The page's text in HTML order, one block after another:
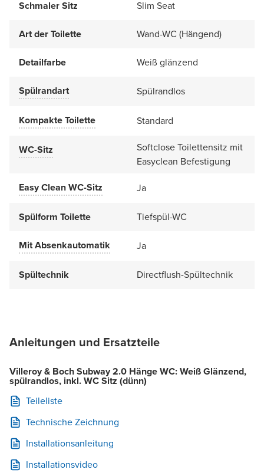
Schmaler Sitz Slim Seat
Art der Toilette Wand-WC (Hängend)
Detailfarbe Weiß glänzend
Spülrandart Spülrandlos
Kompakte Toilette Standard
WC-Sitz
Softclose Toilettensitz mit
Easyclean Befestigung
Easy Clean WC-Sitz
Ja
Spülform Toilette Tiefspül-WC
Mit Absenkautomatik Ja
Spültechnik Directflush-Spültechnik
Anleitungen und Ersatzteile
Villeroy & Boch Subway 2.0 Hänge WC: Weiß Glänzend,
spülrandlos, inkl. WC Sitz (dünn)
Teileliste
Technische Zeichnung
Installationsanleitung
Installationsvideo